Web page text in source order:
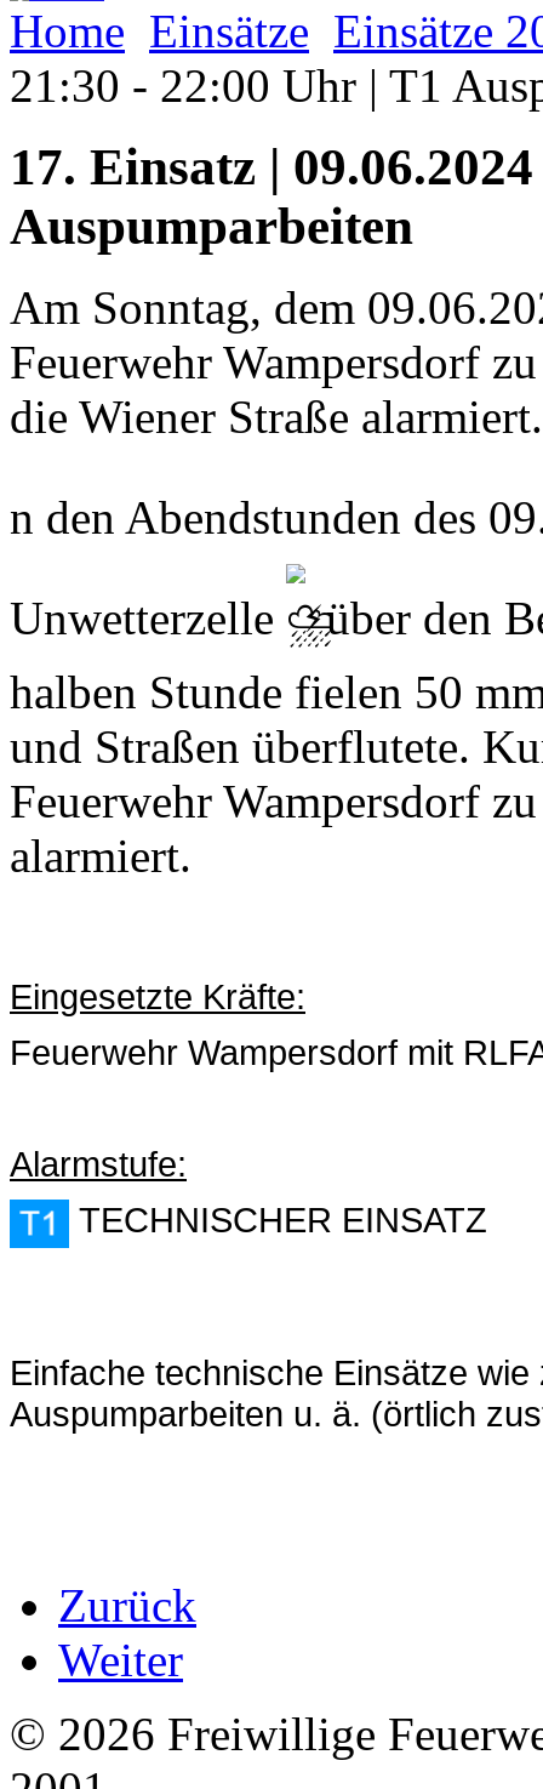
Home Einsätze Einsätze
21:30 - 22:00 Uhr | T1
17. Einsatz |
Auspumparbeiten
Am Sonntag, dem
Feuerwehr Wampersdorf
die Wiener Straße alarmiert.
n den Abendstunden des
Unwetterzelle
über den
halben Stunde fielen 50
und Straßen überflutete.
Feuerwehr Wampersdorf
alarmiert.
Eingesetzte Kräfte:
Feuerwehr Wampersdorf mit
Alarmstufe:
Einfache technische Einsätze
Auspumparbeiten u. ä. (örtlich
Zurück
Weiter
© 2026 Freiwillige